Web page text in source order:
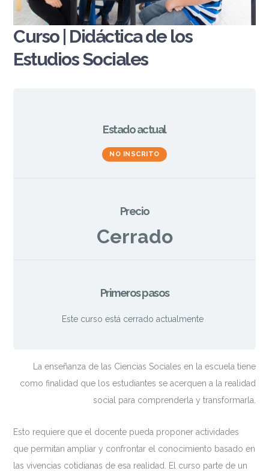
Curso | Didáctica de los
Estudios Sociales
Estado actual
NO INSCRITO
Precio
Cerrado
Primeros pasos
Este curso está cerrado actualmente
La enseñanza de las Ciencias Sociales en la escuela tiene
como finalidad que los estudiantes se acerquen a la realidad
social para comprenderla y transformarla.
Esto requiere que el docente pueda proponer actividades
que permitan ampliar y confrontar el conocimiento basado en
las vivencias cotidianas de esa realidad. El curso parte de un